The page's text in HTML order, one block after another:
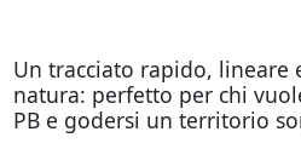
Un tracciato rapido, lineare
natura: perfetto per chi
PB e godersi un territorio